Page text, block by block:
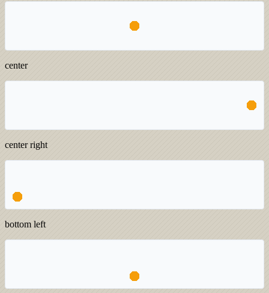
center
center right
bottom left